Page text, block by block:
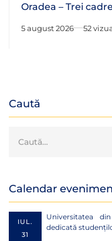
Oradea – Trei cadre
Științe Penale
5 august 2026 52
Caută
Calendar
IUL.
31
Universitatea
dedicată